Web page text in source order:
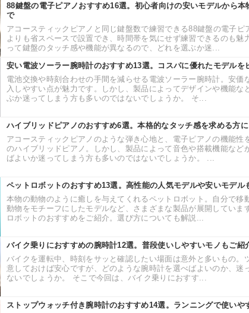
88鍵盤の電子ピアノおすすめ16選。初心者向けの安いモデルから本
で
アコースティックピアノと同じ鍵盤数で練習できる88鍵盤の電子ピ
よりも省スペースで設置でき、時間帯を気にせず練習できるのも魅
って鍵盤のタッチ感や機能が異なるので、どれを選ぶか迷...
安い電波ソーラー腕時計のおすすめ13選。コスパに優れたモデルを
電池交換や時刻合わせの手間を減らせる電波ソーラー腕時計。安価
入しやすい点が魅力です。しかし、製品によってデザインや機能な
ぶか迷ってしまう方も多いのではないでしょうか。 そ...
ハイブリッドピアノのおすすめ6選。本格的なタッチ感を求める方に
アコースティックピアノのような弾き心地と、電子ピアノの機能性
のハイブリッドピアノ。しかし、製品によって音色や搭載機能など
ばよいか迷ってしまう方も多いのではないでしょうか。 ...
ペットロボットのおすすめ13選。高性能の人気モデルや安いモデル
本物の動物のように癒しを与えてくれるペットロボット。自分で移
動物をモチーフにしたモデルなど、さまざまな製品が展開していま
ロボットのおすすめをご紹介。選び方についても解説...
バイク乗りにおすすめの腕時計12選。普段使いしやすいモノもご紹
バイクを運転中、時刻をサッと確認したい場面は意外と多いもの。
意しておけば安心ですが、どのような腕時計を選べばよいのか、迷
ないでしょうか。 そこで今回は、バイク乗りにおすす...
ストップウォッチ付き腕時計のおすすめ14選。ランニングで使いや